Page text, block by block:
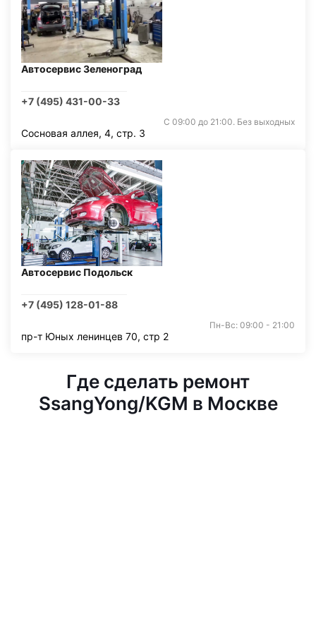
Автосервис Зеленоград
+7 (495) 431-00-33
С 09:00 до 21:00. Без выходных
Сосновая аллея, 4, стр. 3
Автосервис Подольск
+7 (495) 128-01-88
Пн-Вс: 09:00 - 21:00
пр-т Юных ленинцев 70, стр 2
Где сделать ремонт
SsangYong/KGM в Москве